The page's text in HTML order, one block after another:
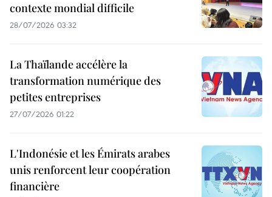
contexte mondial difficile
28/07/2026 03:32
La Thaïlande accélère la
transformation numérique des
petites entreprises
27/07/2026 01:22
L'Indonésie et les Émirats arabes
unis renforcent leur coopération
financière